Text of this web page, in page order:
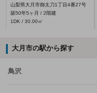
山梨県大月市御太刀1丁目4番27号
築50年5ヶ月 / 2階建
1DK / 30.00㎡
大月市の駅から探す
鳥沢